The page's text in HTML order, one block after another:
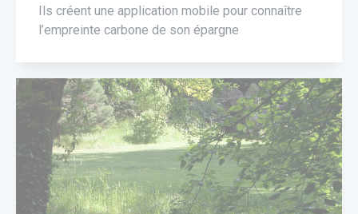
Ils créent une application mobile pour connaître
l’empreinte carbone de son épargne